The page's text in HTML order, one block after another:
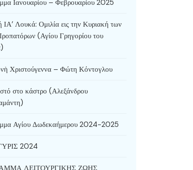
Ιανουαρίου – Φεβρουαρίου 2025
ΙΑ’ Λουκά: Ομιλία εις την Κυριακή των
(Αγίου Γρηγορίου του
Χριστούγεννα – Φώτη Κόντογλου
στο κάστρο (Αλεξάνδρου
Αγίου Δωδεκαήμερου 2024-2025
2024
ΛΕΙΤΟΥΡΓΙΚΗΣ ΖΩΗΣ